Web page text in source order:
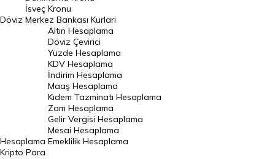
Norveç Kronu Kuru
İsveç Kronu Kuru
Japon Yeni Kuru
Serbest Piyasa Döviz Kurları
Merkez Bankası Döviz Kurları
Altın Fiyatları
Döviz
İsveç Kronu
Merkez Bankası Kurlari
Hesaplama
Altın Hesaplama
Döviz Çevirici
Yüzde Hesaplama
KDV Hesaplama
İndirim Hesaplama
Maaş Hesaplama
Kıdem Tazminatı Hesaplama
Zam Hesaplama
Gelir Vergisi Hesaplama
Mesai Hesaplama
Emeklilik Hesaplama
Kripto Para